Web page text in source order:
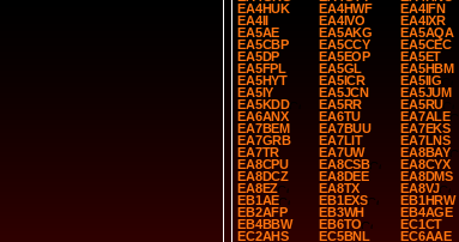
EA4HUK
EA4HWF
EA4IFN
EA4II
EA4IVO
EA4IXR
EA5AE
EA5AKG
EA5AQA
EA5CBP
EA5CCY
EA5CEC
EA5DP
EA5EOP
EA5ET
EA5FPL
EA5GL
EA5HBM
EA5HYT
EA5ICR
EA5IIG
EA5IY
EA5JCN
EA5JUM
EA5KDD
EA5RR
EA5RU
EA6ANX
EA6TU
EA7ALE
EA7BEM
EA7BUU
EA7EKS
EA7GRB
EA7LIT
EA7LNS
EA7TR
EA7UW
EA8BAY
EA8CPU
EA8CSB
EA8CYX
EA8DCZ
EA8DEE
EA8DMS
EA8EZ
EA8TX
EA8VJ
EB1AE
EB1EXS
EB1HRW
EB2AFP
EB3WH
EB4AGE
EB4BBW
EB6TO
EC1CT
EC2AHS
EC5BNL
EC6AAE